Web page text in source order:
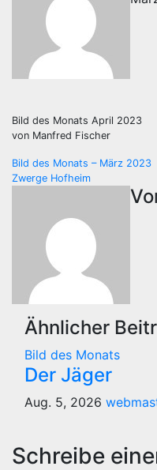
Bild des Monats April 2023
von Manfred Fischer
Bild des Monats – März 2023
Zwerge Hofheim
Ähnlicher
Bild des Monats
Der Jäger
Aug. 5, 2026
Schreibe